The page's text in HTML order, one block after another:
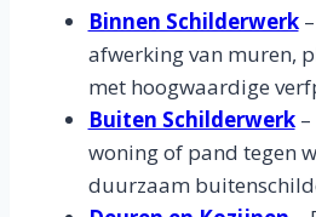
Binnen Schilderwerk–
afwerking van muren,
met hoogwaardige
Buiten Schilderwerk–
woning of pand tegen
duurzaam